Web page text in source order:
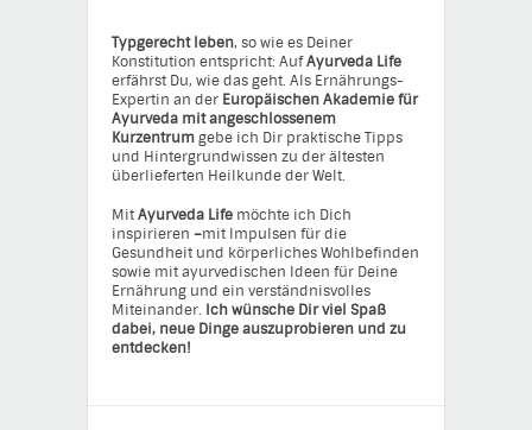
Typgerecht leben, so wie es Deiner
Konstitution entspricht: AufAyurveda Life
erfährst Du, wie das geht. Als Ernährungs-
Expertin an der Europäischen Akademie für
Ayurveda mit angeschlossenem
Kurzentrumgebe ich Dir praktische Tipps
und Hintergrundwissen zu der ältesten
überlieferten Heilkunde der Welt.
MitAyurveda Life möchte ich Dich
inspirieren –mit Impulsen für die
Gesundheit und körperliches Wohlbefinden
sowie mit ayurvedischen Ideen für Deine
Ernährung und ein verständnisvolles
Miteinander. Ich wünsche Dir viel Spaß
dabei, neue Dinge auszuprobieren und zu
entdecken!